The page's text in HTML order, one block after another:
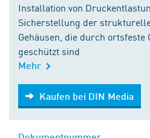
Installation von
Sicherstellung der
Gehäusen, die durch ortsfeste
geschützt sind
Mehr
Kaufen bei DIN Media
Kaufen bei DIN Media